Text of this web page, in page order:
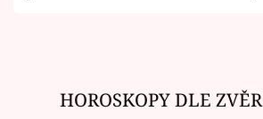
HOROSKOPY DLE